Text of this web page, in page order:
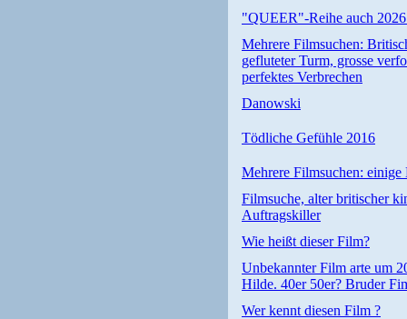
"QUEER"-Reihe auch
Mehrere Filmsuchen:
gefluteter Turm, grosse
perfektes Verbrechen
Danowski
Tödliche Gefühle 2016
Mehrere Filmsuchen:
Filmsuche, alter britischer
Auftragskiller
Wie heißt dieser Film?
Unbekannter Film arte um
Hilde. 40er 50er? Bruder
Wer kennt diesen Film ?